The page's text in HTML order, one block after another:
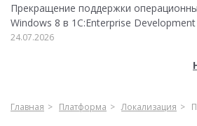
Прекращение поддержки
Windows 8 в 1C:Enterprise
24.07.2026
Главная Платформа Локализация